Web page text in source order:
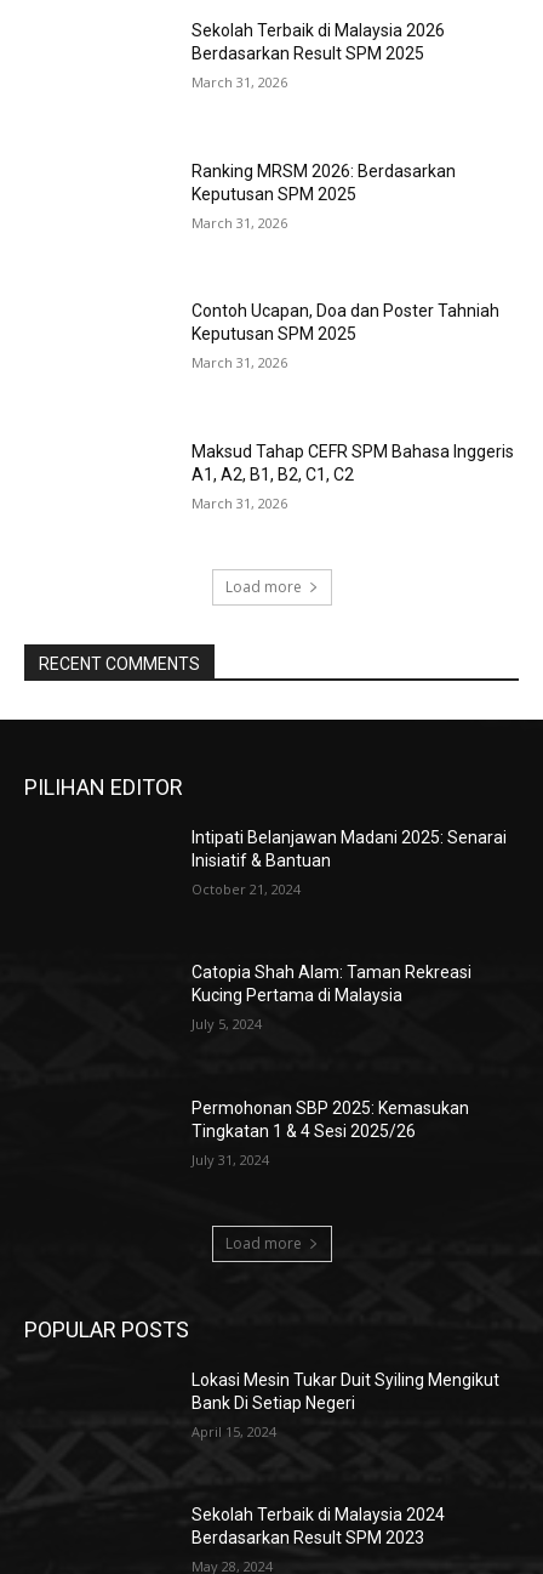
Sekolah Terbaik di Malaysia 2026
Berdasarkan Result SPM 2025
March 31, 2026
Ranking MRSM 2026: Berdasarkan
Keputusan SPM 2025
March 31, 2026
Contoh Ucapan, Doa dan Poster Tahniah
Keputusan SPM 2025
March 31, 2026
Maksud Tahap CEFR SPM Bahasa Inggeris
A1, A2, B1, B2, C1, C2
March 31, 2026
Load more
RECENT COMMENTS
PILIHAN EDITOR
Intipati Belanjawan Madani 2025: Senarai
Inisiatif & Bantuan
October 21, 2024
Catopia Shah Alam: Taman Rekreasi
Kucing Pertama di Malaysia
July 5, 2024
Permohonan SBP 2025: Kemasukan
Tingkatan 1 & 4 Sesi 2025/26
July 31, 2024
Load more
POPULAR POSTS
Lokasi Mesin Tukar Duit Syiling Mengikut
Bank Di Setiap Negeri
April 15, 2024
Sekolah Terbaik di Malaysia 2024
Berdasarkan Result SPM 2023
May 28, 2024